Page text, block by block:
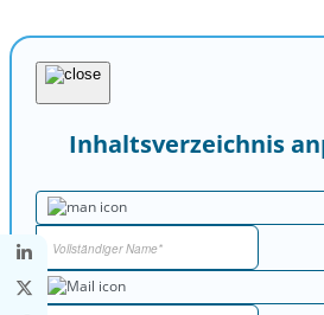
Inhaltsverzeichnis